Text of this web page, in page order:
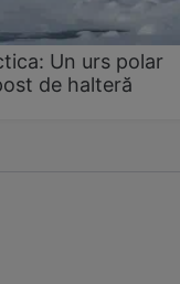
Un urs polar
de halteră